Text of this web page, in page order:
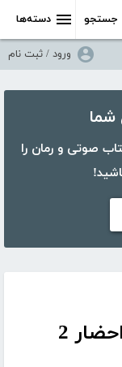
دسته‌ها جستجو
ورود / ثبت نام
بیش از ۵۰،۰۰۰ کتاب، کتاب صوتی و رمان را
2